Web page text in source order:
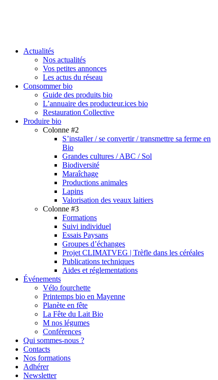
search
Menu
Actualités
Nos actualités
Vos petites annonces
Les actus du réseau
Consommer bio
Guide des produits bio
L’annuaire des producteur.ices bio
Restauration Collective
Produire bio
Colonne #2
S’installer / se convertir / transmettre sa ferme en
Bio
Grandes cultures / ABC / Sol
Biodiversité
Maraîchage
Productions animales
Lapins
Valorisation des veaux laitiers
Colonne #3
Formations
Suivi individuel
Essais Paysans
Groupes d’échanges
Projet CLIMATVEG | Trèfle dans les céréales
Publications techniques
Aides et réglementations
Événements
Vélo fourchette
Printemps bio en Mayenne
Planète en fête
La Fête du Lait Bio
M nos légumes
Conférences
Qui sommes-nous ?
Contacts
Nos formations
Adhérer
Newsletter